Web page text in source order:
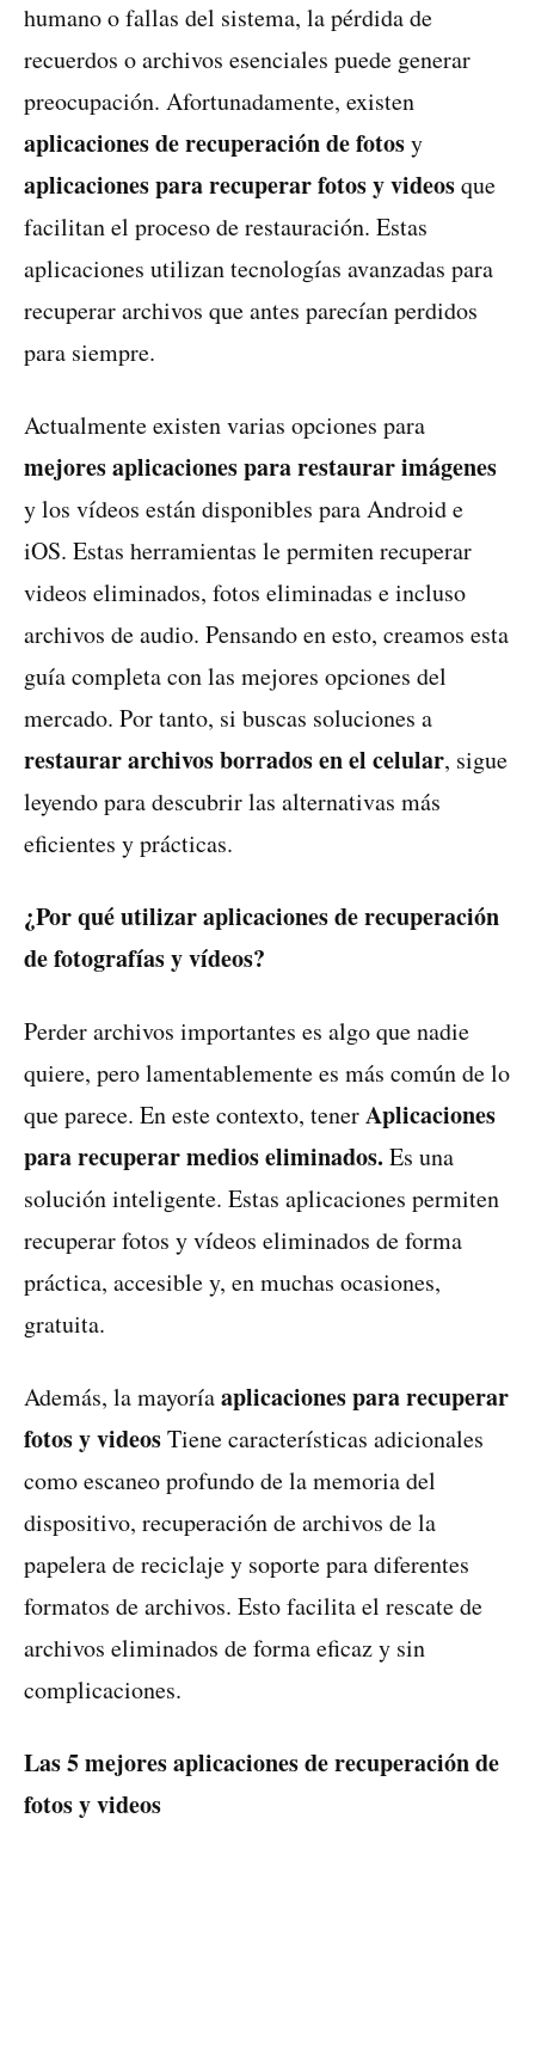
humano o fallas del sistema, la pérdida de
recuerdos o archivos esenciales puede generar
preocupación. Afortunadamente, existen
aplicaciones de recuperación de fotosy
aplicaciones para recuperar fotos y videosque
facilitan el proceso de restauración. Estas
aplicaciones utilizan tecnologías avanzadas para
recuperar archivos que antes parecían perdidos
para siempre.
Actualmente existen varias opciones para
mejores aplicaciones para restaurar imágenes
y los vídeos están disponibles para Android e
iOS. Estas herramientas le permiten recuperar
videos eliminados, fotos eliminadas e incluso
archivos de audio. Pensando en esto, creamos esta
guía completa con las mejores opciones del
mercado. Por tanto, si buscas soluciones a
restaurar archivos borrados en el celular, sigue
leyendo para descubrir las alternativas más
eficientes y prácticas.
¿Por qué utilizar aplicaciones de recuperación
de fotografías y vídeos?
Perder archivos importantes es algo que nadie
quiere, pero lamentablemente es más común de lo
que parece. En este contexto, tenerAplicaciones
para recuperar medios eliminados. Es una
solución inteligente. Estas aplicaciones permiten
recuperar fotos y vídeos eliminados de forma
práctica, accesible y, en muchas ocasiones,
gratuita.
Además, la mayoríaaplicaciones para recuperar
fotos y videosTiene características adicionales
como escaneo profundo de la memoria del
dispositivo, recuperación de archivos de la
papelera de reciclaje y soporte para diferentes
formatos de archivos. Esto facilita el rescate de
archivos eliminados de forma eficaz y sin
complicaciones.
Las 5 mejores aplicaciones de recuperación de
fotos y videos